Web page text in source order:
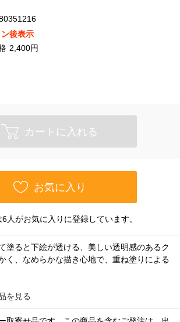
後表示
2,400円
カートに入れる
お気に入り
人がお気に入りに登録しています。
塗ると下絵が透ける、美しい透明感のあるク
く、なめらかな描き心地で、重ね塗りによる
を見る